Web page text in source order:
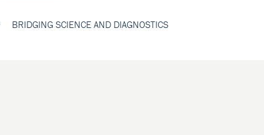
BRIDGING SCIENCE AND DIAGNOSTICS